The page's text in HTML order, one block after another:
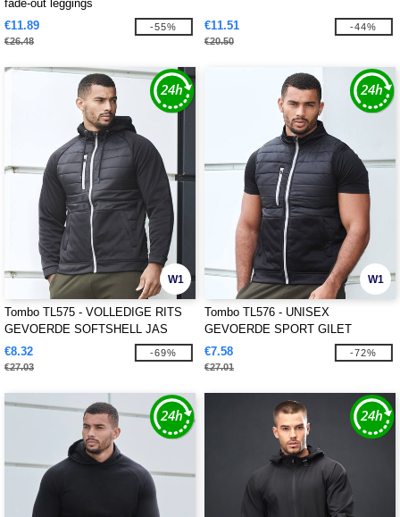
fade-out leggings
€11.89
€26.48
-55% €11.51
€20.50
-44%
W1
Tombo TL575 - VOLLEDIGE RITS
GEVOERDE SOFTSHELL JAS
€8.32
€27.03
-69%
W1
Tombo TL576 - UNISEX
GEVOERDE SPORT GILET
€7.58
€27.01
-72%